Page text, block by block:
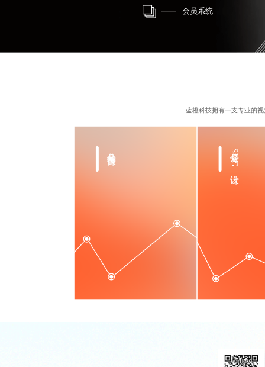
会员系统
蓝橙科技拥有一支专业的
公众号SVG设计